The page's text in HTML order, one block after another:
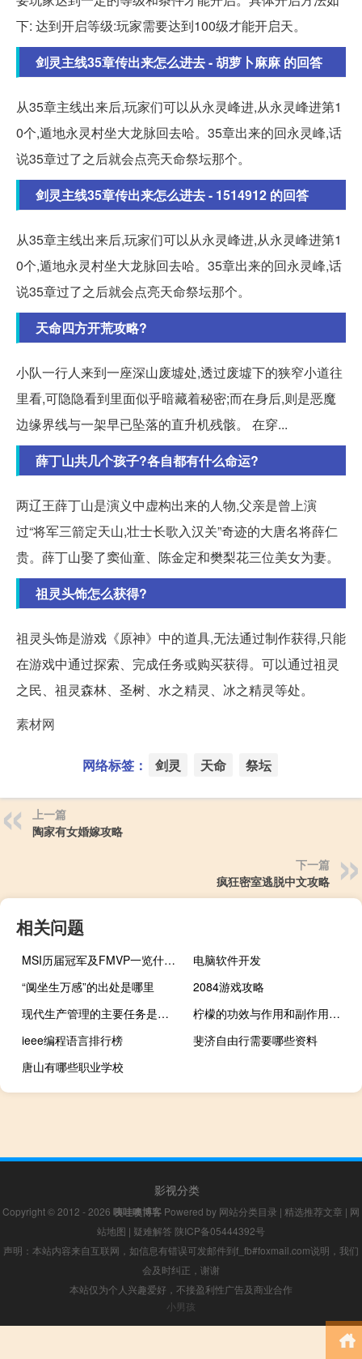
下: 达到开启等级:玩家需要达到100级才能开启天。
剑灵主线35章传出来怎么进去 - 胡萝卜麻麻 的回答
从35章主线出来后,玩家们可以从永灵峰进,从永灵峰进第1
0个,遁地永灵村坐大龙脉回去哈。35章出来的回永灵峰,话
说35章过了之后就会点亮天命祭坛那个。
剑灵主线35章传出来怎么进去 - 1514912 的回答
从35章主线出来后,玩家们可以从永灵峰进,从永灵峰进第1
0个,遁地永灵村坐大龙脉回去哈。35章出来的回永灵峰,话
说35章过了之后就会点亮天命祭坛那个。
天命四方开荒攻略?
小队一行人来到一座深山废墟处,透过废墟下的狭窄小道往
里看,可隐隐看到里面似乎暗藏着秘密;而在身后,则是恶魔
边缘界线与一架早已坠落的直升机残骸。 在穿...
薛丁山共几个孩子?各自都有什么命运?
两辽王薛丁山是演义中虚构出来的人物,父亲是曾上演
过“将军三箭定天山,壮士长歌入汉关”奇迹的大唐名将薛仁
贵。薛丁山娶了窦仙童、陈金定和樊梨花三位美女为妻。
祖灵头饰怎么获得?
祖灵头饰是游戏《原神》中的道具,无法通过制作获得,只能
在游戏中通过探索、完成任务或购买获得。可以通过祖灵
之民、祖灵森林、圣树、水之精灵、冰之精灵等处。
素材网
网络标签： 剑灵 天命 祭坛
上一篇
陶家有女婚嫁攻略
下一篇
疯狂密室逃脱中文攻略
相关问题
MSI历届冠军及FMVP一览什么梗
电脑软件开发
“阒坐生万感”的出处是哪里
2084游戏攻略
现代生产管理的主要任务是什么
柠檬的功效与作用和副作用（柠檬的功效与作用及禁忌）
ieee编程语言排行榜
斐济自由行需要哪些资料
唐山有哪些职业学校
影视分类
Copyright © 2012 - 2026 咦哇噢博客 Powered by 网站分类目录 | 精选推荐文章 | 网
站地图 | 疑难解答 陕ICP备05444392号
声明：本站内容来自互联网，如信息有错误可发邮件到f_fb#foxmail.com说明，我们
会及时纠正，谢谢
本站仅为个人兴趣爱好，不接盈利性广告及商业合作
小男孩